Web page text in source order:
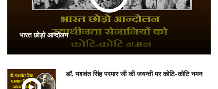
भारत छोड़ो आन्दोलन
डॉ. यशवंत सिंह परमार जी की जयन्ती पर कोटि-कोटि नमन